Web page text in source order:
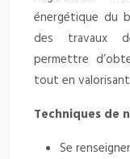
énergétique du
des travaux
permettre
tout en
Techniques de
Se